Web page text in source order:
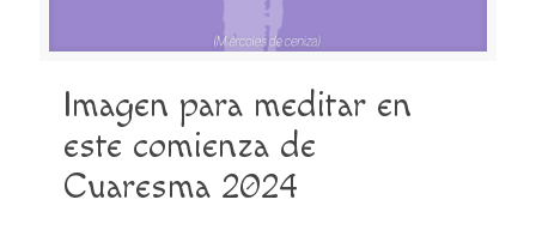
Imagen para meditar en
este comienza de
Cuaresma 2024